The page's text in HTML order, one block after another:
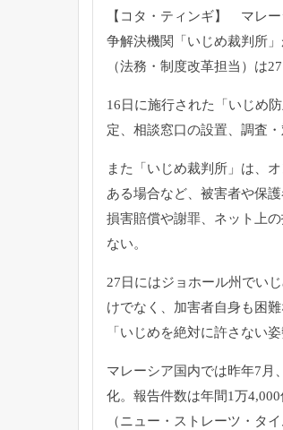
【コタ・ティンギ】 マレ
争解決機関「いじめ裁判所
（法務・制度改革担当）は
16日に施行された「いじめ
定、相談窓口の設置、調査
また「いじめ裁判所」は、
ある場合など、被害者や保
損害賠償や謝罪、ネット上
ない。
27日にはジョホール州でい
けでなく、加害者自身も困
「いじめを絶対に許さない
マレーシア国内では昨年7月
化。報告件数は年間1万4,000
（ニュー・ストレーツ・タ